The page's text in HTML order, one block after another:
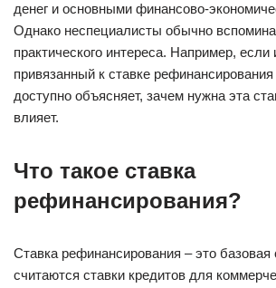
денег и основными финансово-
Однако неспециалисты обычно
практического интереса. Например,
привязанный к ставке
доступно объясняет, зачем нужна эта
влияет.
Что такое ставка
рефинансирования?
Ставка рефинансирования – это базовая
считаются ставки кредитов для